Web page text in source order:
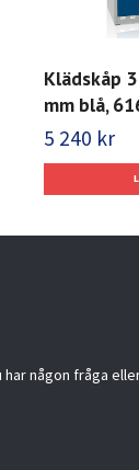
Klädskåp
mm blå,
5 240 kr
någon fråga